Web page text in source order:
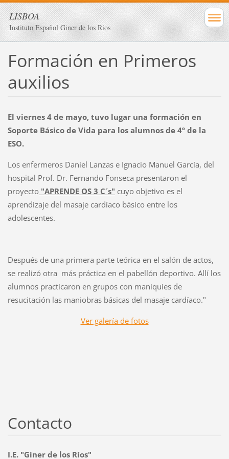
LISBOA
Instituto Español Giner de los Ríos
Formación en Primeros
auxilios
El viernes 4 de mayo, tuvo lugar una formación en
Soporte Básico de Vida para los alumnos de 4º de la
ESO.
Los enfermeros Daniel Lanzas e Ignacio Manuel García, del
hospital Prof. Dr. Fernando Fonseca presentaron el
proyecto "APRENDE OS 3 C´s" cuyo objetivo es el
aprendizaje del masaje cardíaco básico entre los
adolescentes.
Después de una primera parte teórica en el salón de actos,
se realizó otra más práctica en el pabellón deportivo. Allí los
alumnos practicaron en grupos con maniquíes de
resucitación las maniobras básicas del masaje cardíaco."
Ver galería de fotos
Contacto
I.E. "Giner de los Ríos"